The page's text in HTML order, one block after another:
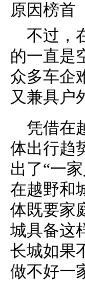
原因榜首
不过，
的一直是
众多车企
又兼具户
凭借在
体出行趋
出了“一
在越野和
体既要家
城具备这
长城如果
做不好一